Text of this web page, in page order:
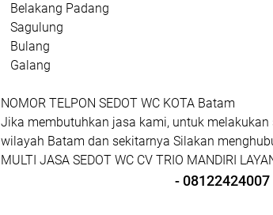
Belakang Padang
Sagulung
Bulang
Galang
NOMOR TELPON SEDOT WC KOTA Batam
Jika membutuhkan jasa kami, untuk
wilayah Batam dan sekitarnya Silakan
MULTI JASA SEDOT WC CV TRIO MANDIRI
- 08122424007